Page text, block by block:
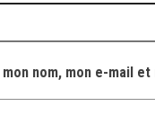
nom, mon e-mail